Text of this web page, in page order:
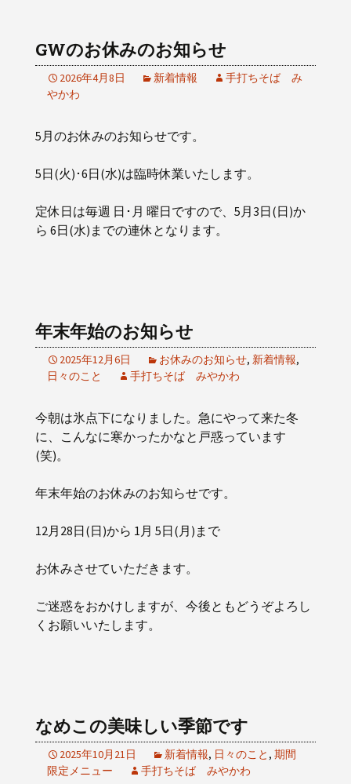
GWのお休みのお知らせ
2026年4月8日 新着情報
手打ちそば み
やかわ
5月のお休みのお知らせです。
5日(火)･6日(水)は臨時休業いたします。
定休日は毎週 日･月 曜日ですので、5月3日(日)か
ら 6日(水)までの連休となります。
年末年始のお知らせ
2025年12月6日 お休みのお知らせ, 新着情報,
日々のこと
手打ちそば みやかわ
今朝は氷点下になりました。急にやって来た冬
に、こんなに寒かったかなと戸惑っています
(笑)。
年末年始のお休みのお知らせです。
12月28日(日)から 1月 5日(月)まで
お休みさせていただきます。
ご迷惑をおかけしますが、今後ともどうぞよろし
くお願いいたします。
なめこの美味しい季節です
2025年10月21日 新着情報, 日々のこと , 期間
限定メニュー
手打ちそば みやかわ